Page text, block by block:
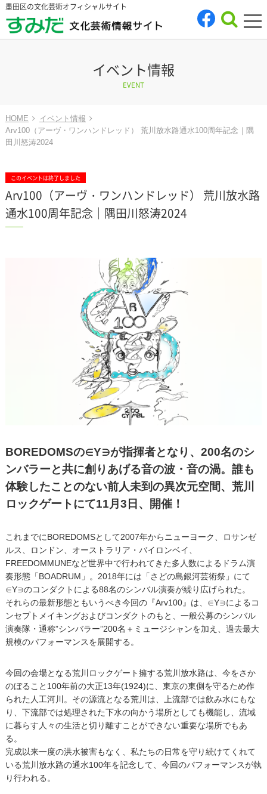
墨田区の文化芸術オフィシャルサイト
イベント情報
EVENT
HOME
イベント情報
Arv100（アーヴ・ワンハンドレッド） 荒川放水路通水100周年記念｜隅
田川怒涛2024
このイベントは終了しました
Arv100（アーヴ・ワンハンドレッド） 荒川放水路
通水100周年記念｜隅田川怒涛2024
BOREDOMSの∈Y∋が指揮者となり、200名のシ
ンバラーと共に創りあげる音の波・音の渦。誰も
体験したことのない前人未到の異次元空間、荒川
ロックゲートにて11月3日、開催！
これまでにBOREDOMSとして2007年からニューヨーク、ロサンゼ
ルス、ロンドン、オーストラリア・バイロンベイ、
FREEDOMMUNEなど世界中で行われてきた多人数によるドラム演
奏形態「BOADRUM」。2018年には「さどの島銀河芸術祭」にて
∈Y∋のコンダクトによる88名のシンバル演奏が繰り広げられた。
それらの最新形態ともいうべき今回の『Arv100』は、∈Y∋によるコ
ンセプトメイキングおよびコンダクトのもと、一般公募のシンバル
演奏隊・通称”シンバラー”200名＋ミュージシャンを加え、過去最大
規模のパフォーマンスを展開する。
今回の会場となる荒川ロックゲート擁する荒川放水路は、今をさか
のぼること100年前の大正13年(1924)に、東京の東側を守るため作
られた人工河川。その源流となる荒川は、上流部では飲み水にもな
り、下流部では処理された下水の向かう場所としても機能し、流域
に暮らす人々の生活と切り離すことができない重要な場所でもあ
る。
完成以来一度の洪水被害もなく、私たちの日常を守り続けてくれて
いる荒川放水路の通水100年を記念して、今回のパフォーマンスが執
り行われる。